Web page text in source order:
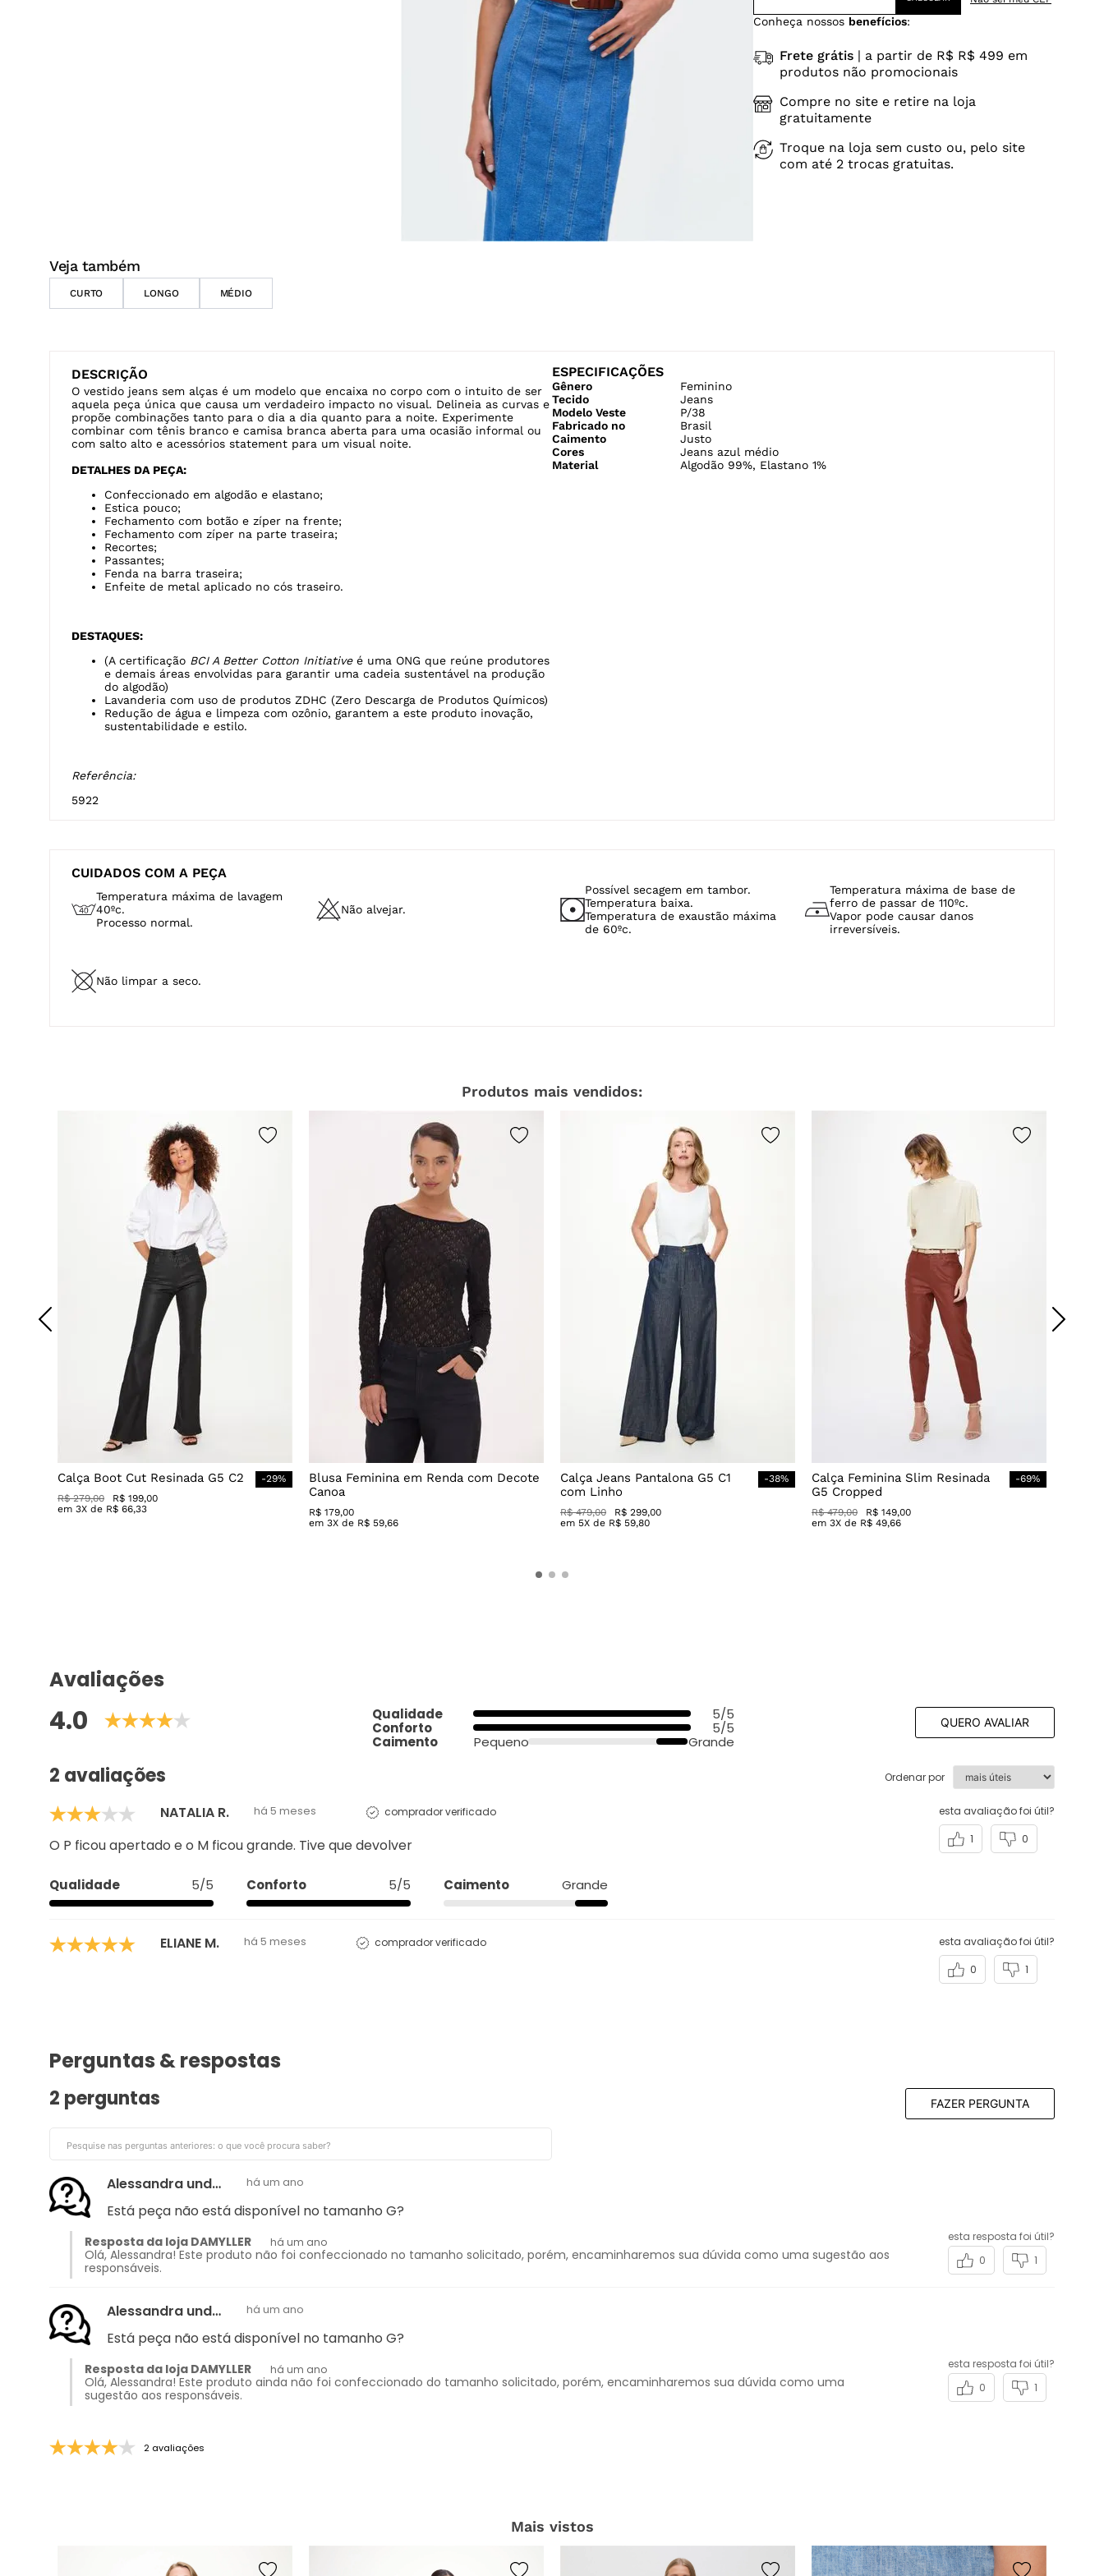
Conheça nossos benefícios:
Frete grátis| a partir de R$ R$ 499 em
produtos não promocionais
Compre no site e retire na loja
gratuitamente
Troque na loja sem custo ou, pelo site
com até 2 trocas gratuitas.
Veja também
CURTO LONGO MÉDIO
DESCRIÇÃO
O vestido jeans sem alças é um modelo que encaixa no corpo com o intuito de ser
aquela peça única que causa um verdadeiro impacto no visual. Delineia as curvas e
propõe combinações tanto para o dia a dia quanto para a noite. Experimente
combinar com tênis branco e camisa branca aberta para uma ocasião informal ou
com salto alto e acessórios statement para um visual noite.
DETALHES DA PEÇA:
Confeccionado em algodão e elastano;
Estica pouco;
Fechamento com botão e zíper na frente;
Fechamento com zíper na parte traseira;
Recortes;
Passantes;
Fenda na barra traseira;
Enfeite de metal aplicado no cós traseiro.
DESTAQUES:
(A certificação BCI A Better Cotton Initiativeé uma ONG que reúne produtores
e demais áreas envolvidas para garantir uma cadeia sustentável na produção
do algodão)
Lavanderia com uso de produtos ZDHC (Zero Descarga de Produtos Químicos)
Redução de água e limpeza com ozônio, garantem a este produto inovação,
sustentabilidade e estilo.
Referência:
5922
ESPECIFICAÇÕES
Gênero
Feminino
Tecido
Jeans
Modelo Veste
P/38
Fabricado no
Brasil
Caimento
Justo
Cores
Jeans azul médio
Material
Algodão 99%, Elastano 1%
CUIDADOS COM A PEÇA
Temperatura máxima de lavagem
40ºc.
Processo normal.
Não alvejar.
Possível secagem em tambor.
Temperatura baixa.
Temperatura de exaustão máxima
de 60ºc.
Temperatura máxima de base de
ferro de passar de 110ºc.
Vapor pode causar danos
irreversíveis.
Não limpar a seco.
Produtos mais vendidos:
Calça Boot Cut Resinada G5 C2 -29%
R$ 279,00 R$ 199,00
em3X de R$ 66,33
Blusa Feminina em Renda com Decote
Canoa
R$ 179,00
em3X de R$ 59,66
Calça Jeans Pantalona G5 C1
com Linho
-38%
R$ 479,00 R$ 299,00
em 5X de R$ 59,80
Calça Feminina Slim Resinada
G5 Cropped
-69%
R$ 479,00 R$ 149,00
em3X de R$ 49,66
Avaliações
4.0 Qualidade
5/5
Conforto
5/5
Caimento
Pequeno Grande
QUERO AVALIAR
2 avaliações Ordenar por
NATALIA R. há 5 meses comprador verificado
O P ficou apertado e o M ficou grande. Tive que devolver
Qualidade 5/5 Conforto 5/5 Caimento Grande
esta avaliação foi útil?
1
0
ELIANE M. há 5 meses comprador verificado
esta avaliação foi útil?
0
1
Perguntas & respostas
2 perguntas FAZER PERGUNTA
Alessandra undefined há um ano
Está peça não está disponível no tamanho G?
Resposta da loja DAMYLLER há um ano
Olá, Alessandra! Este produto não foi confeccionado no tamanho solicitado, porém, encaminharemos sua dúvida como uma sugestão aos
responsáveis.
esta resposta foi útil?
0
1
Alessandra undefined há um ano
Está peça não está disponível no tamanho G?
Resposta da loja DAMYLLER há um ano
Olá, Alessandra! Este produto ainda não foi confeccionado do tamanho solicitado, porém, encaminharemos sua dúvida como uma
sugestão aos responsáveis.
esta resposta foi útil?
0
1
2 avaliações
Mais vistos